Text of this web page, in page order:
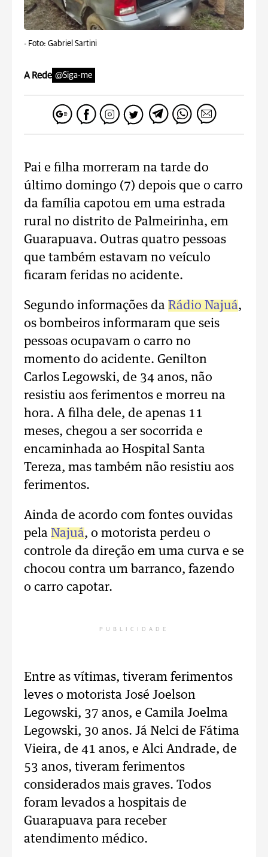
- Foto: Gabriel Sartini
A Rede @Siga-me
Pai e filha morreram na tarde do
último domingo (7) depois que o carro
da família capotou em uma estrada
rural no distrito de Palmeirinha, em
Guarapuava. Outras quatro pessoas
que também estavam no veículo
ficaram feridas no acidente.
Segundo informações da Rádio Najuá,
os bombeiros informaram que seis
pessoas ocupavam o carro no
momento do acidente. Genilton
Carlos Legowski, de 34 anos, não
resistiu aos ferimentos e morreu na
hora. A filha dele, de apenas 11
meses, chegou a ser socorrida e
encaminhada ao Hospital Santa
Tereza, mas também não resistiu aos
ferimentos.
Ainda de acordo com fontes ouvidas
pela Najuá, o motorista perdeu o
controle da direção em uma curva e se
chocou contra um barranco, fazendo
o carro capotar.
PUBLICIDADE
Entre as vítimas, tiveram ferimentos
leves o motorista José Joelson
Legowski, 37 anos, e Camila Joelma
Legowski, 30 anos. Já Nelci de Fátima
Vieira, de 41 anos, e Alci Andrade, de
53 anos, tiveram ferimentos
considerados mais graves. Todos
foram levados a hospitais de
Guarapuava para receber
atendimento médico.